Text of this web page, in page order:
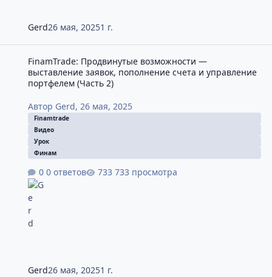
Gerd26 мая, 20251 г.
FinamTrade: Продвинутые возможности —
выставление заявок, пополнение счета и управление
портфелем (Часть 2)
Автор Gerd,26 мая, 2025
Finamtrade
Видео
Урок
Финам
0 ответов 733 просмотра
Gerd26 мая, 20251 г.